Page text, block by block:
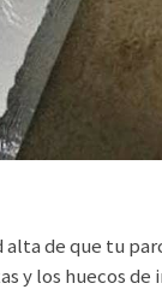
de que tu
y los huecos